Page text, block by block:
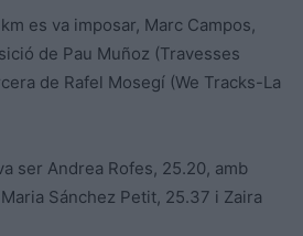
es va imposar, Marc Campos,
de Pau Muñoz (Travesses
de Rafel Mosegí (We Tracks-La
ser Andrea Rofes, 25.20, amb
Sánchez Petit, 25.37 i Zaira